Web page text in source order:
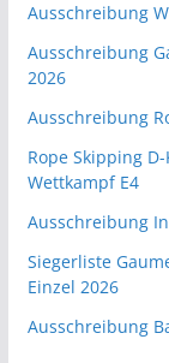
Ausschreibung
Ausschreibung
2026
Ausschreibung
Rope Skipping
Wettkampf E4
Ausschreibung
Siegerliste
Einzel 2026
Ausschreibung